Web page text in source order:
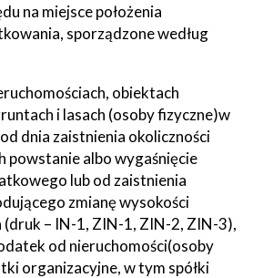
na miejsce położenia
sporządzone według
obiektach
i lasach (osoby fizyczne)w
dnia zaistnienia okoliczności
powstanie albo wygaśnięcie
lub od zaistnienia
zmianę wysokości
– IN-1, ZIN-1, ZIN-2, ZIN-3),
od nieruchomości(osoby
organizacyjne, w tym spółki